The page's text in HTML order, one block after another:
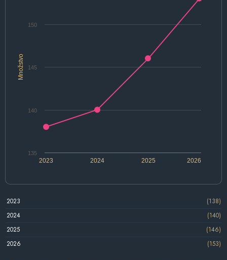
Množstvo
2024 2026
2023 2025
135
140
145
150
2023
(138)
2024
(140)
2025
(146)
2026
(153)